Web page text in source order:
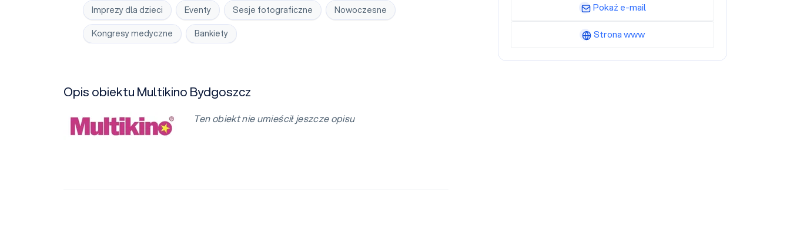
Imprezy dla dzieci Eventy Sesje fotograficzne Nowoczesne
Kongresy medyczne Bankiety
Opis obiektu Multikino Bydgoszcz
Ten obiekt nie umieścił jeszcze opisu
Pokaż e-mail
Strona www